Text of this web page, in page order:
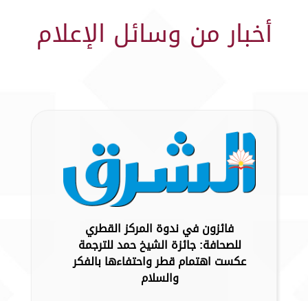
أخبار من وسائل الإعلام
فائزون في ندوة المركز القطري
للصحافة: جائزة الشيخ حمد للترجمة
عكست اهتمام قطر واحتفاءها بالفكر
والسلام